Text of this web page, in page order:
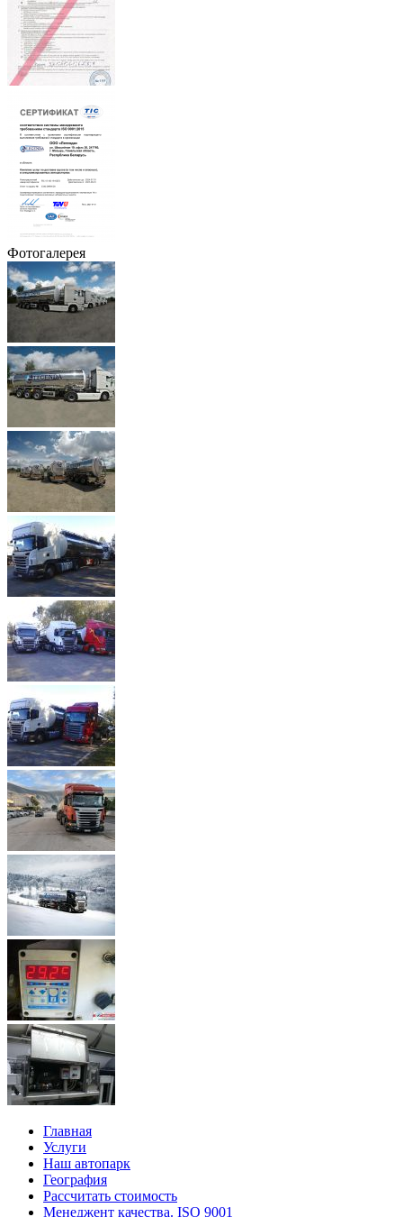
Фотогалерея
Главная
Услуги
Наш автопарк
География
Рассчитать стоимость
Менеджент качества. ISO 9001